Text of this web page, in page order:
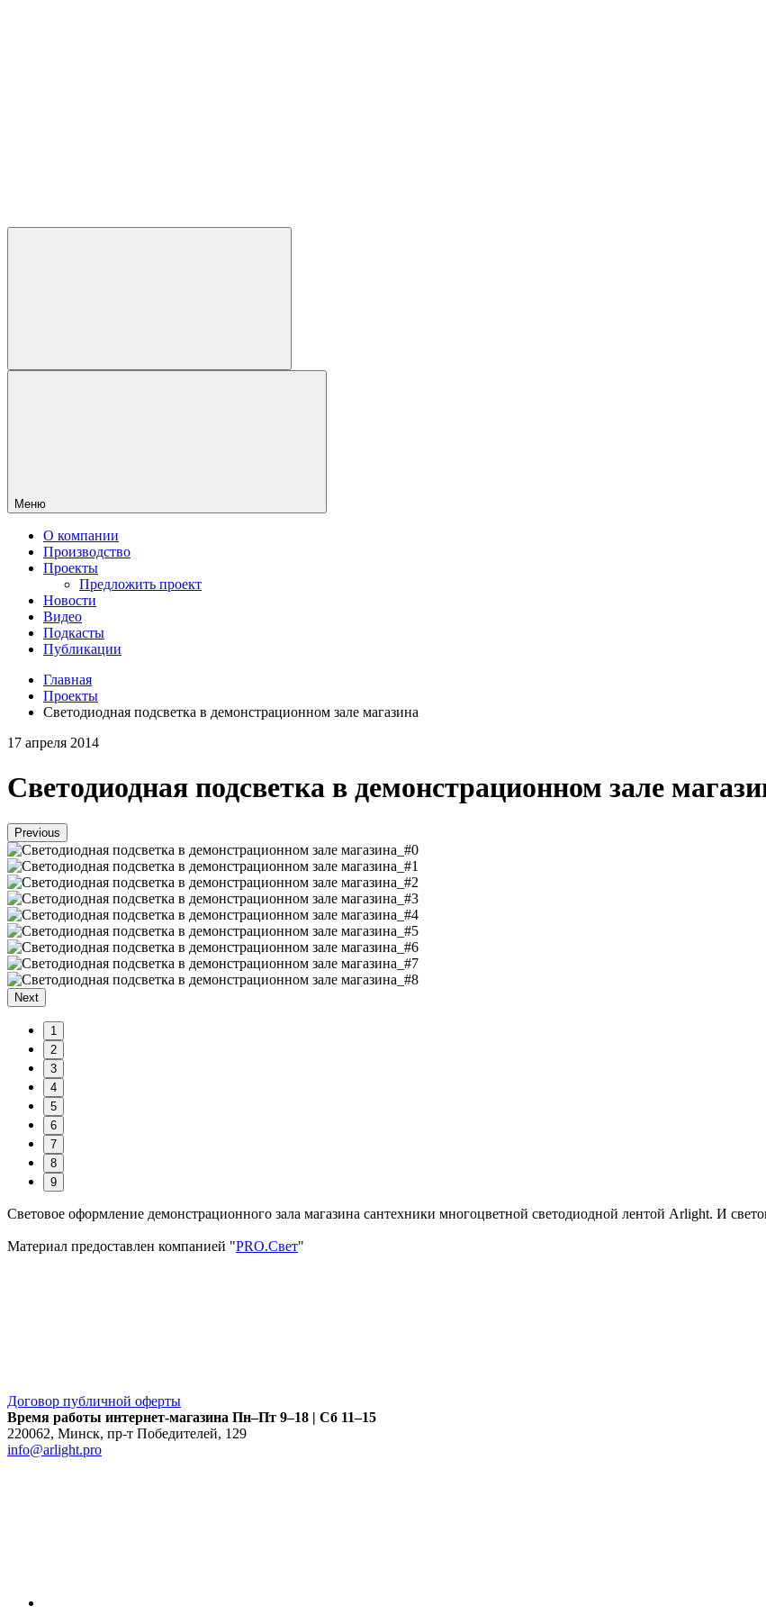
Меню
О компании
Производство
Проекты
Предложить проект
Новости
Видео
Подкасты
Публикации
Главная
Проекты
Светодиодная подсветка в демонстрационном зале магазина
17 апреля 2014
Светодиодная подсветка в демонстрационном зале
Previous
Next
1
2
3
4
5
6
7
8
9
Световое оформление демонстрационного зала магазина сантехники многоцветной светодиодной лентой Arlight. И
Материал предоставлен компанией "PRO.Свет"
Договор публичной оферты
Время работы интернет-магазина Пн–Пт 9–18 | Сб 11–15
220062, Минск, пр-т Победителей, 129
info@arlight.pro